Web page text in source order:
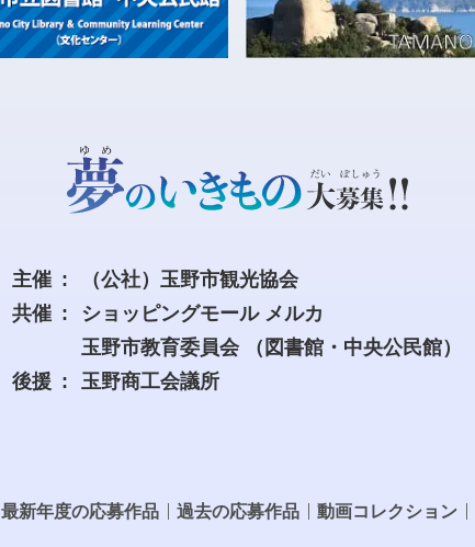
主催
（公社）玉野市観光協会
共催
ショッピングモール メルカ
玉野市教育委員会
（図書館・中央公民館）
後援
玉野商工会議所
最新年度の応募作品 過去の応募作品 動画コレクション